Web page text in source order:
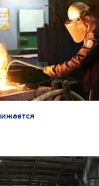
Узнать цену
65222